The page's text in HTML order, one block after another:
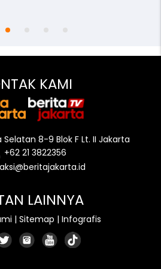
KAMI
8-9 Blok F Lt. II Jakarta
+62 21 3822356
LAINNYA
| Sitemap | Infografis